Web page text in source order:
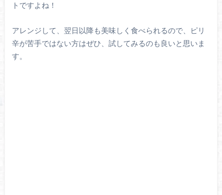
トですよね！
アレンジして、翌日以降も美味しく食べられるので、ピリ
辛が苦手ではない方はぜひ、試してみるのも良いと思いま
す。